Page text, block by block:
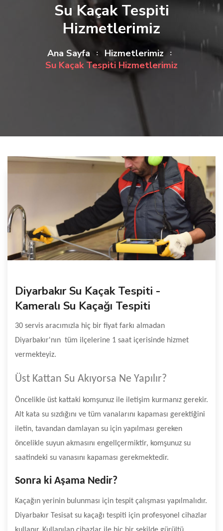
Su Kaçak Tespiti
Hizmetlerimiz
Ana Sayfa
Hizmetlerimiz
Su Kaçak Tespiti Hizmetlerimiz
Diyarbakır Su Kaçak Tespiti -
Kameralı Su Kaçağı Tespiti
30 servis aracımızla hiç bir fiyat farkı almadan
Diyarbakır'nın tüm ilçelerine 1 saat içerisinde hizmet
vermekteyiz.
Üst Kattan Su Akıyorsa Ne Yapılır?
Öncelikle üst kattaki komşunuz ile iletişim kurmanız gerekir.
Alt kata su sızdığını ve tüm vanalarını kapaması gerektiğini
iletin, tavandan damlayan su için yapılması gereken
öncelikle suyun akmasını engellçermiktir, komşunuz su
saatindeki su vanasını kapaması gerekmektedir.
Sonra ki Aşama Nedir?
Kaçağın yerinin bulunması için tespit çalışması yapılmalıdır.
Diyarbakır Tesisat su kaçağı tespiti için profesyonel cihazlar